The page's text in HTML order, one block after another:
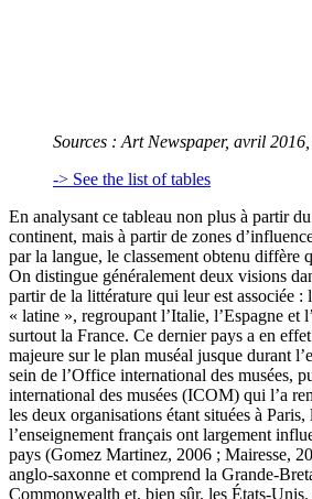
Sources : Art Newspaper, avril 2016,
-> See the list of tables
En analysant ce tableau non plus à partir
continent, mais à partir de zones
par la langue, le classement obtenu diffère
On distingue généralement deux visions
partir de la littérature qui leur est associée :
« latine », regroupant l’Italie, l’Espagne et
surtout la France. Ce dernier pays a en
majeure sur le plan muséal jusque durant
sein de l’Office international des musées,
international des musées (ICOM) qui l’a
les deux organisations étant situées à
l’enseignement français ont largement
pays (Gomez Martinez, 2006 ; Mairesse,
anglo-saxonne et comprend la Grande-
Commonwealth et, bien sûr, les États-